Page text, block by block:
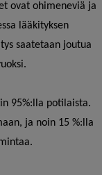
ovat ohimeneviä ja
lääkityksen
saatetaan joutua
95%:lla potilaista.
ja noin 15 %:lla